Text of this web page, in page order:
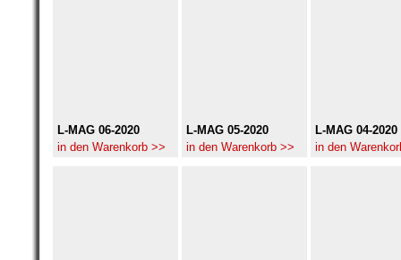
L-MAG 06-2020
in den Warenkorb >>
L-MAG 05-2020
in den Warenkorb >>
L-MAG 04-2020
in den